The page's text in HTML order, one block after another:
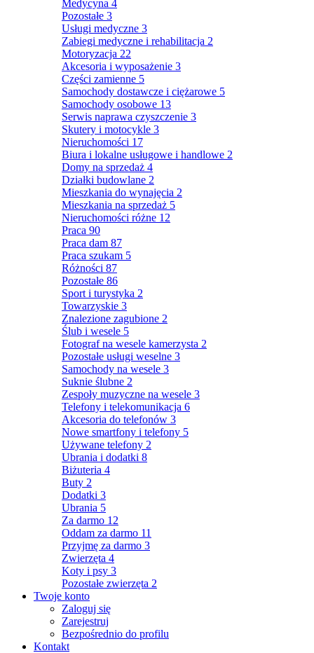
Medycyna 4
Pozostałe 3
Usługi medyczne 3
Zabiegi medyczne i rehabilitacja 2
Motoryzacja 22
Akcesoria i wyposażenie 3
Części zamienne 5
Samochody dostawcze i ciężarowe 5
Samochody osobowe 13
Serwis naprawa czyszczenie 3
Skutery i motocykle 3
Nieruchomości 17
Biura i lokalne usługowe i handlowe 2
Domy na sprzedaż 4
Działki budowlane 2
Mieszkania do wynajęcia 2
Mieszkania na sprzedaż 5
Nieruchomości różne 12
Praca 90
Praca dam 87
Praca szukam 5
Różności 87
Pozostałe 86
Sport i turystyka 2
Towarzyskie 3
Znalezione zagubione 2
Ślub i wesele 5
Fotograf na wesele kamerzysta 2
Pozostałe usługi weselne 3
Samochody na wesele 3
Suknie ślubne 2
Zespoły muzyczne na wesele 3
Telefony i telekomunikacja 6
Akcesoria do telefonów 3
Nowe smartfony i telefony 5
Używane telefony 2
Ubrania i dodatki 8
Biżuteria 4
Buty 2
Dodatki 3
Ubrania 5
Za darmo 12
Oddam za darmo 11
Przyjmę za darmo 3
Zwierzęta 4
Koty i psy 3
Pozostałe zwierzęta 2
Twoje konto
Zaloguj się
Zarejestruj
Bezpośrednio do profilu
Kontakt